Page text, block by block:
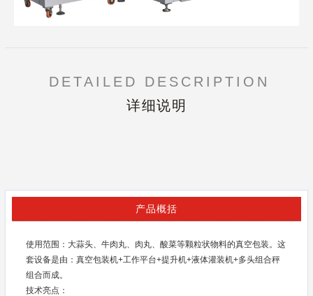
DETAILED DESCRIPTION
详细说明
产品概括
使用范围：大蒜头、牛肉丸、肉丸、酸菜等颗粒状物料的真空包装。这
套设备是由：真空包装机+工作平台+提升机+液体灌装机+多头组合秤
组合而成。
技术亮点：